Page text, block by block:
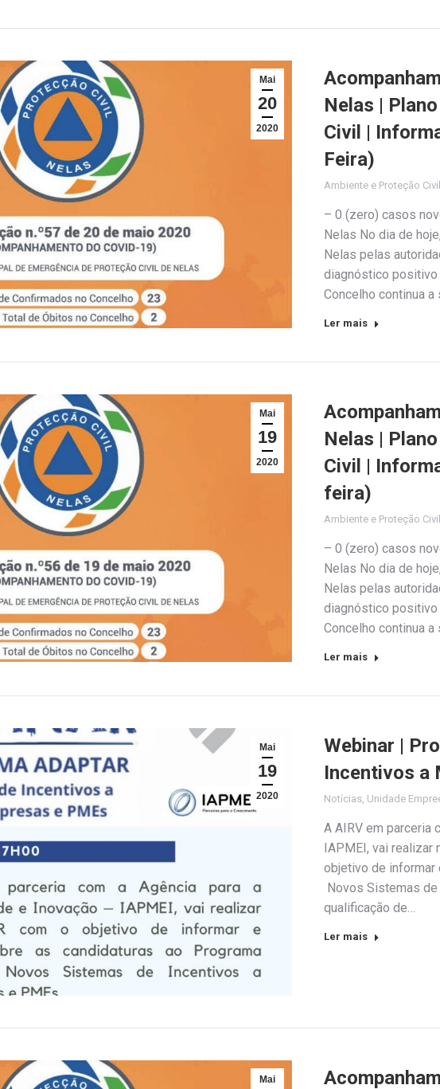
Mai
20
2020
Nelas |
Civil |
Feira)
Ambiente e Proteção Civil
– 0 (zero) casos
Nelas No dia de
Nelas pelas
diagnóstico positivo
Concelho continua a
Ler mais
Mai
19
2020
Nelas |
Civil |
feira)
Ambiente e Proteção Civil
– 0 (zero) casos
Nelas No dia de
Nelas pelas
diagnóstico positivo
Concelho continua a
Ler mais
Mai
19
2020
Webinar |
Incentivos a
Notícias, Unidade
A AIRV em parceria
IAPMEI, vai realizar
objetivo de informar
Novos Sistemas
qualificação de…
Ler mais
Mai